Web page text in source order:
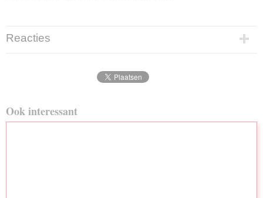
Reacties
Ook interessant